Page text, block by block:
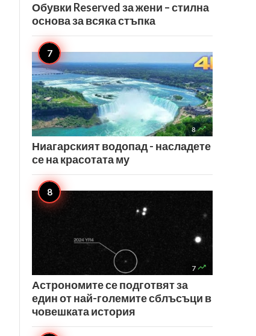
Обувки Reserved за жени – стилна
основа за всяка стъпка
8 
Ниагарският водопад - насладете
се на красотата му
7 
Астрономите се подготвят за
един от най-големите сблъсъци в
човешката история